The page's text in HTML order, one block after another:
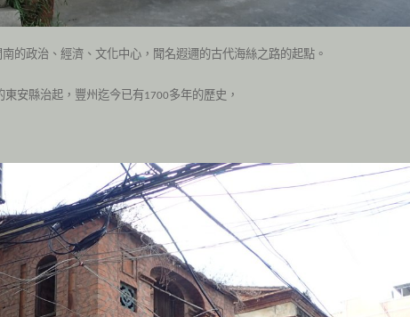
的政治、經濟、文化中心，聞名遐邇的古代海絲之路的起點。
東安縣治起，豐州迄今已有1700多年的歷史，